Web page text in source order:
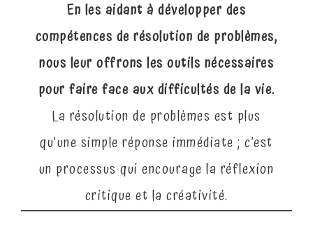
En les aidant à développer des
compétences de résolution de problèmes,
nous leur offrons les outils nécessaires
pour faire face aux difficultés de la vie.
La résolution de problèmes est plus
qu’une simple réponse immédiate ; c’est
un processus qui encourage la réflexion
critique et la créativité.